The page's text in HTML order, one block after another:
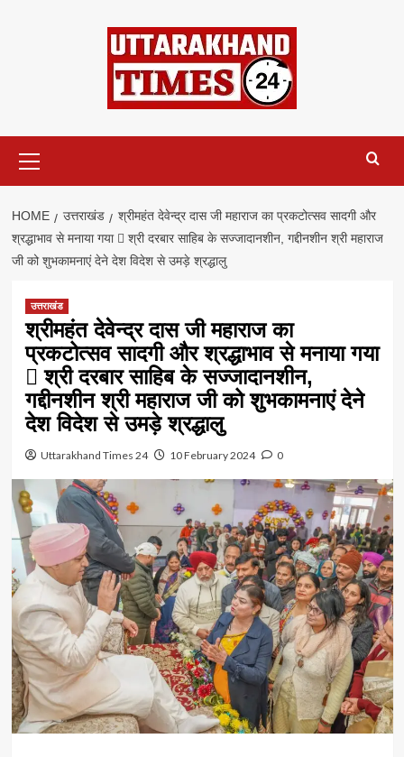
Menu
HOME उत्तराखंड
श्रीमहंत देवेन्द्र दास जी महाराज का प्रकटोत्सव सादगी और
श्रद्धाभाव से मनाया गया  श्री दरबार साहिब के सज्जादानशीन, गद्दीनशीन श्री महाराज
जी को शुभकामनाएं देने देश विदेश से उमड़े श्रद्धालु
उत्तराखंड
श्रीमहंत देवेन्द्र दास जी महाराज का
प्रकटोत्सव सादगी और श्रद्धाभाव से मनाया गया
 श्री दरबार साहिब के सज्जादानशीन,
गद्दीनशीन श्री महाराज जी को शुभकामनाएं देने
देश विदेश से उमड़े श्रद्धालु
Uttarakhand Times 24 10 February 2024 0